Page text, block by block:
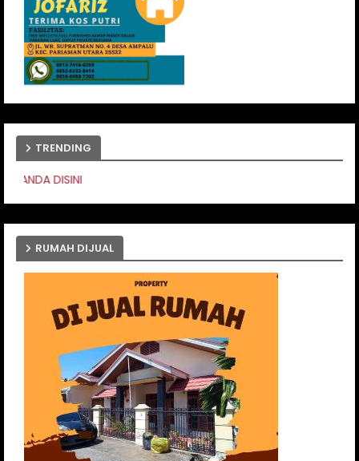
TRENDING
RUMAH DIJUAL